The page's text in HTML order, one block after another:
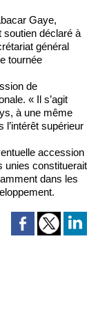
Gaye,
soutien déclaré à
général
tournée
de
« Il s’agit
à une même
l’intérêt supérieur
accession
unies constituerait
dans les